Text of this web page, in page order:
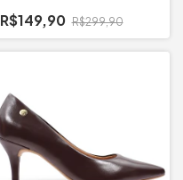
R$149,90 R$299,90